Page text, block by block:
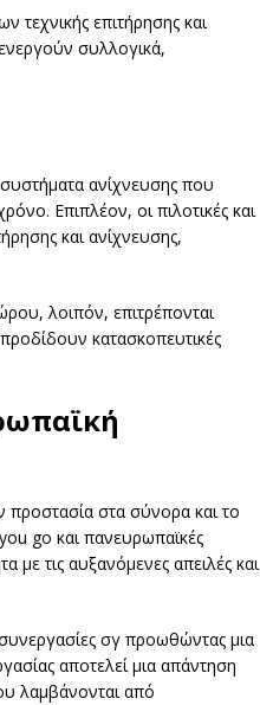
τεχνικής επιτήρησης και
συλλογικά,
ανίχνευσης που
Επιπλέον, οι πιλοτικές και
και ανίχνευσης,
λοιπόν, επιτρέπονται
κατασκοπευτικές
προστασία στα σύνορα και το
go και πανευρωπαϊκές
με τις αυξανόμενες απειλές και
σγ προωθώντας μια
αποτελεί μια απάντηση
λαμβάνονται από